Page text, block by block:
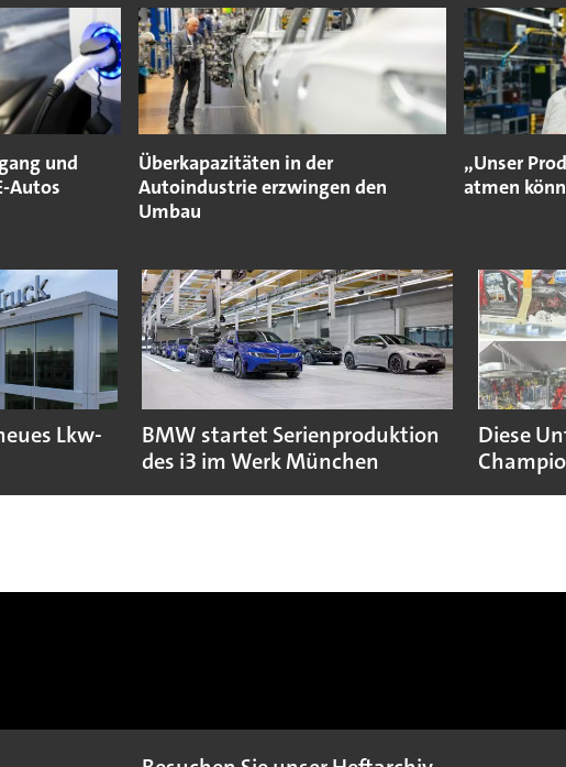
und
Autos
Überkapazitäten in der
Autoindustrie erzwingen den
Umbau
„Unser
atmen
Lkw-
BMW startet Serienproduktion
des i3 im Werk München
Diese